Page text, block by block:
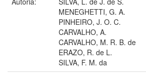
MENEGHETTI, G. A.
PINHEIRO, J. O. C.
CARVALHO, A.
CARVALHO, M. R. B. de
ERAZO, R. de L.
SILVA, F. M. da